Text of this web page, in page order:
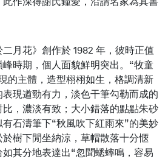
月花》創作於 1982 年，彼時正值
時期，個人面貌鮮明突出。“牧童
的主體，造型栩栩如生，格調清新
現遒勁有力，淡色干筆勾勒而成的
，濃淡有致；大小錯落的點點朱砂
石濤筆下“秋風吹下紅雨來”的美妙
樹下閒坐納涼，草帽散落十分愜
其分地表達出“忽聞蟋蟀鳴，容易